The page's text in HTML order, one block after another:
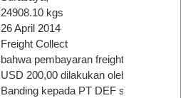
24908.10 kgs
26 April 2014
Freight Collect
bahwa pembayaran freight sebesar
USD 200,00 dilakukan oleh Pemohon
Banding kepada PT DEF selaku